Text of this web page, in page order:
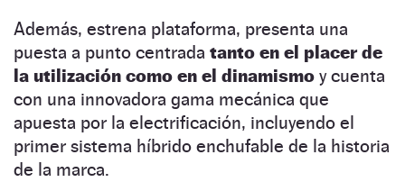
Además, estrena plataforma, presenta una
puesta a punto centrada tanto en el placer de
la utilización como en el dinamismo y cuenta
con una innovadora gama mecánica que
apuesta por la electrificación, incluyendo el
primer sistema híbrido enchufable de la historia
de la marca.